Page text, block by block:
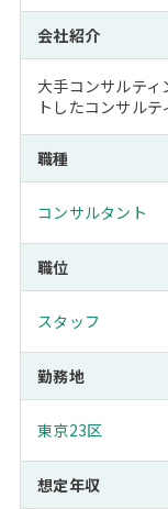
会社紹介
大手コンサルテ
トしたコンサルテ
職種
コンサルタント
職位
スタッフ
勤務地
東京23区
想定年収